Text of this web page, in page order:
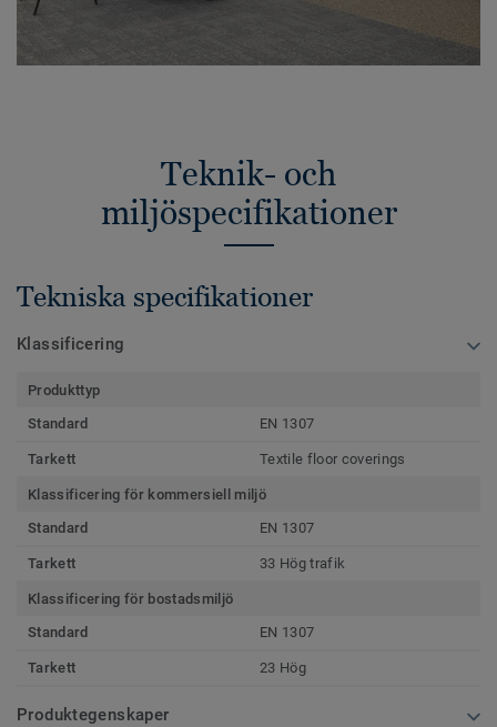
Teknik- och
miljöspecifikationer
Tekniska specifikationer
Klassificering
Produkttyp
Standard
EN 1307
Tarkett Textile floor coverings
Klassificering för kommersiell miljö
Standard
EN 1307
Tarkett 33 Hög trafik
Klassificering för bostadsmiljö
Standard
EN 1307
Tarkett 23 Hög
Produktegenskaper